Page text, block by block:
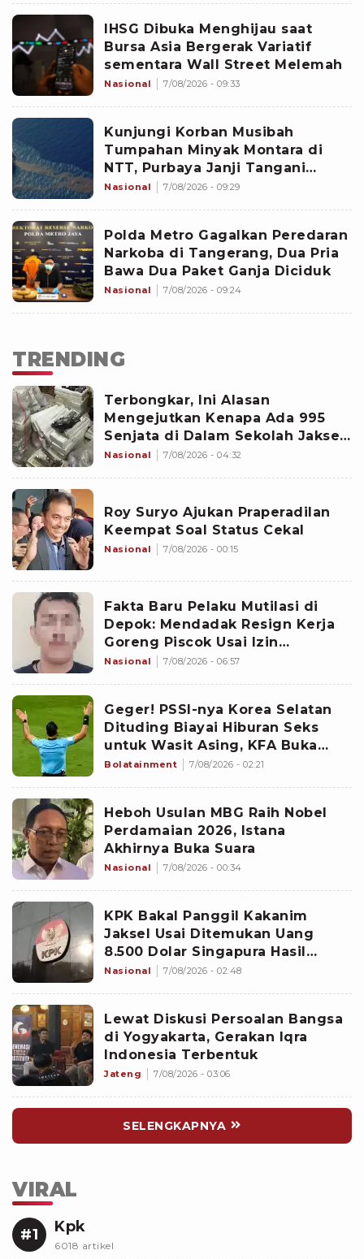
IHSG Dibuka Menghijau saat
Bursa Asia Bergerak Variatif
sementara Wall Street Melemah
Nasional 7/08/2026 - 09:33
Kunjungi Korban Musibah
Tumpahan Minyak Montara di
NTT, Purbaya Janji Tangani
Dampak Sosial-Ekonomi
Nasional 7/08/2026 - 09:29
Polda Metro Gagalkan Peredaran
Narkoba di Tangerang, Dua Pria
Bawa Dua Paket Ganja Diciduk
Nasional 7/08/2026 - 09:24
TRENDING
Terbongkar, Ini Alasan
Mengejutkan Kenapa Ada 995
Senjata di Dalam Sekolah Jaksel
Sejak 2020
Nasional 7/08/2026 - 04:32
Roy Suryo Ajukan Praperadilan
Keempat Soal Status Cekal
Nasional 7/08/2026 - 00:15
Fakta Baru Pelaku Mutilasi di
Depok: Mendadak Resign Kerja
Goreng Piscok Usai Izin
Interview di Mal
Nasional 7/08/2026 - 06:57
Geger! PSSI-nya Korea Selatan
Dituding Biayai Hiburan Seks
untuk Wasit Asing, KFA Buka
Suara
Bolatainment 7/08/2026 - 02:21
Heboh Usulan MBG Raih Nobel
Perdamaian 2026, Istana
Akhirnya Buka Suara
Nasional 7/08/2026 - 00:34
KPK Bakal Panggil Kakanim
Jaksel Usai Ditemukan Uang
8.500 Dolar Singapura Hasil
Penggeledahan
Nasional 7/08/2026 - 02:48
Lewat Diskusi Persoalan Bangsa
di Yogyakarta, Gerakan Iqra
Indonesia Terbentuk
Jateng 7/08/2026 - 03:06
SELENGKAPNYA
VIRAL
#1 Kpk
6018 artikel